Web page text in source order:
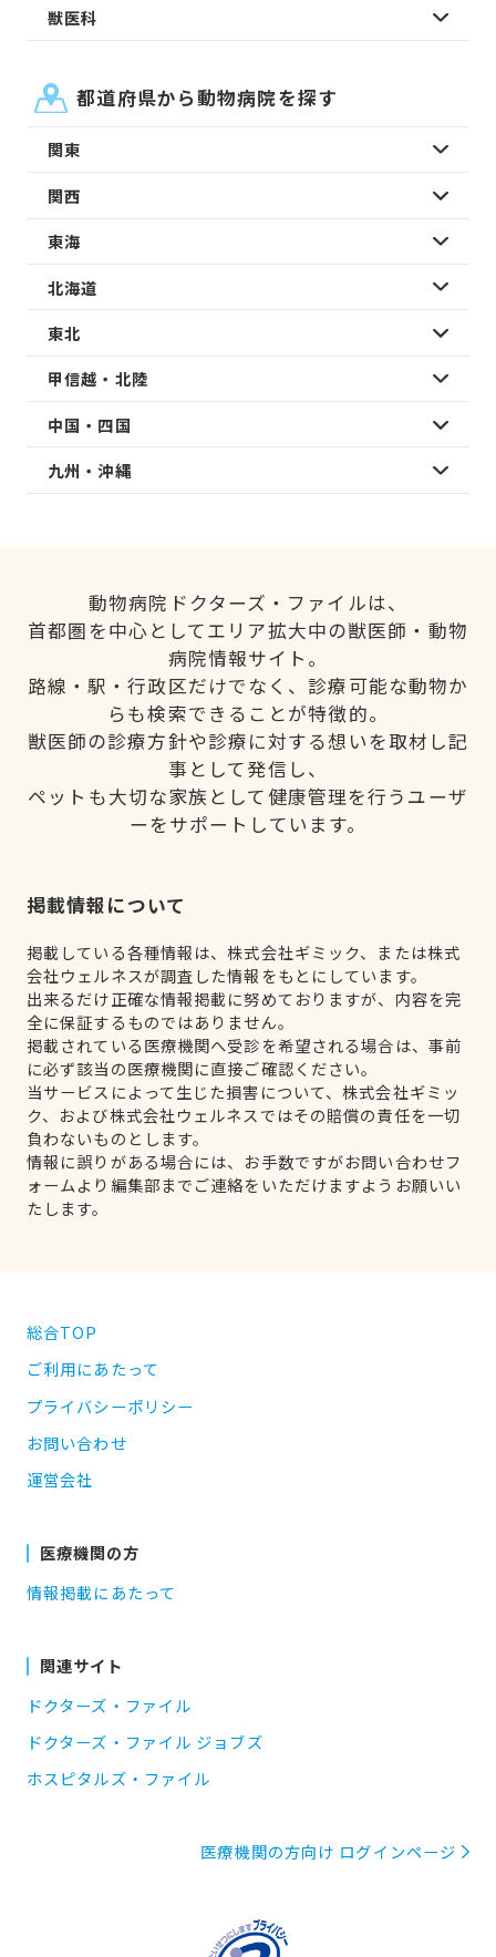
獣医科
都道府県から動物病院を探す
関東
関西
東海
北海道
東北
甲信越・北陸
中国・四国
九州・沖縄
動物病院ドクターズ・ファイルは、
首都圏を中心としてエリア拡大中の獣医師・動物
病院情報サイト。
路線・駅・行政区だけでなく、診療可能な動物か
らも検索できることが特徴的。
獣医師の診療方針や診療に対する想いを取材し記
事として発信し、
ペットも大切な家族として健康管理を行うユーザ
ーをサポートしています。
掲載情報について
掲載している各種情報は、株式会社ギミック、または株式
会社ウェルネスが調査した情報をもとにしています。
出来るだけ正確な情報掲載に努めておりますが、内容を完
全に保証するものではありません。
掲載されている医療機関へ受診を希望される場合は、事前
に必ず該当の医療機関に直接ご確認ください。
当サービスによって生じた損害について、株式会社ギミッ
ク、および株式会社ウェルネスではその賠償の責任を一切
負わないものとします。
情報に誤りがある場合には、お手数ですがお問い合わせフ
ォームより編集部までご連絡をいただけますようお願いい
たします。
総合TOP
ご利用にあたって
プライバシーポリシー
お問い合わせ
運営会社
医療機関の方
情報掲載にあたって
関連サイト
ドクターズ・ファイル
ドクターズ・ファイル ジョブズ
ホスピタルズ・ファイル
医療機関の方向け ログインページ